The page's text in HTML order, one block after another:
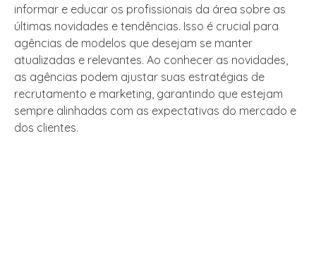
informar e educar os profissionais da área sobre as
últimas novidades e tendências. Isso é crucial para
agências de modelos que desejam se manter
atualizadas e relevantes. Ao conhecer as novidades,
as agências podem ajustar suas estratégias de
recrutamento e marketing, garantindo que estejam
sempre alinhadas com as expectativas do mercado e
dos clientes.